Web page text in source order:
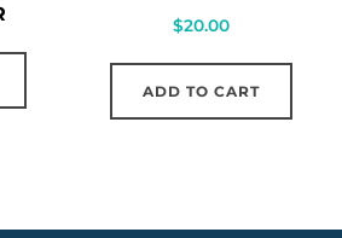
$20.00
ADD TO CART